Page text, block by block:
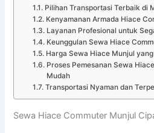
Pilihan Transportasi Terbaik di
Kenyamanan Armada Hiace
Layanan Profesional untuk
Keunggulan Sewa Hiace
Harga Sewa Hiace Munjul
Proses Pemesanan Sewa
Mudah
Transportasi Nyaman dan
Sewa Hiace Commuter Munjul